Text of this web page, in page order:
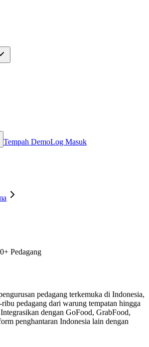
Tempah DemoLog Masuk
Pedagang
pedagang terkemuka di Indonesia,
pedagang dari warung tempatan hingga
dengan GoFood, GrabFood,
penghantaran Indonesia lain dengan